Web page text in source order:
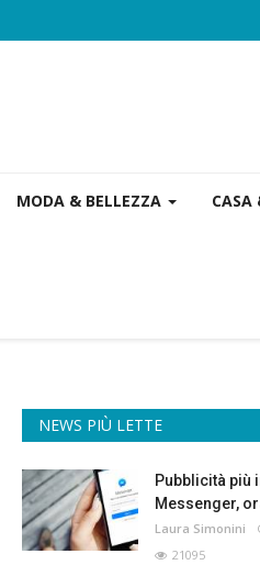
MODA & BELLEZZA CASA
NEWS PIÙ LETTE
Pubblicità più
Messenger,
Laura Simonini
21095